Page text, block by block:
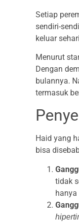
Setiap
sendiri-
keluar
Menurut
Dengan
bulannya.
termasuk
Haid yang
bisa
tidak
hanya